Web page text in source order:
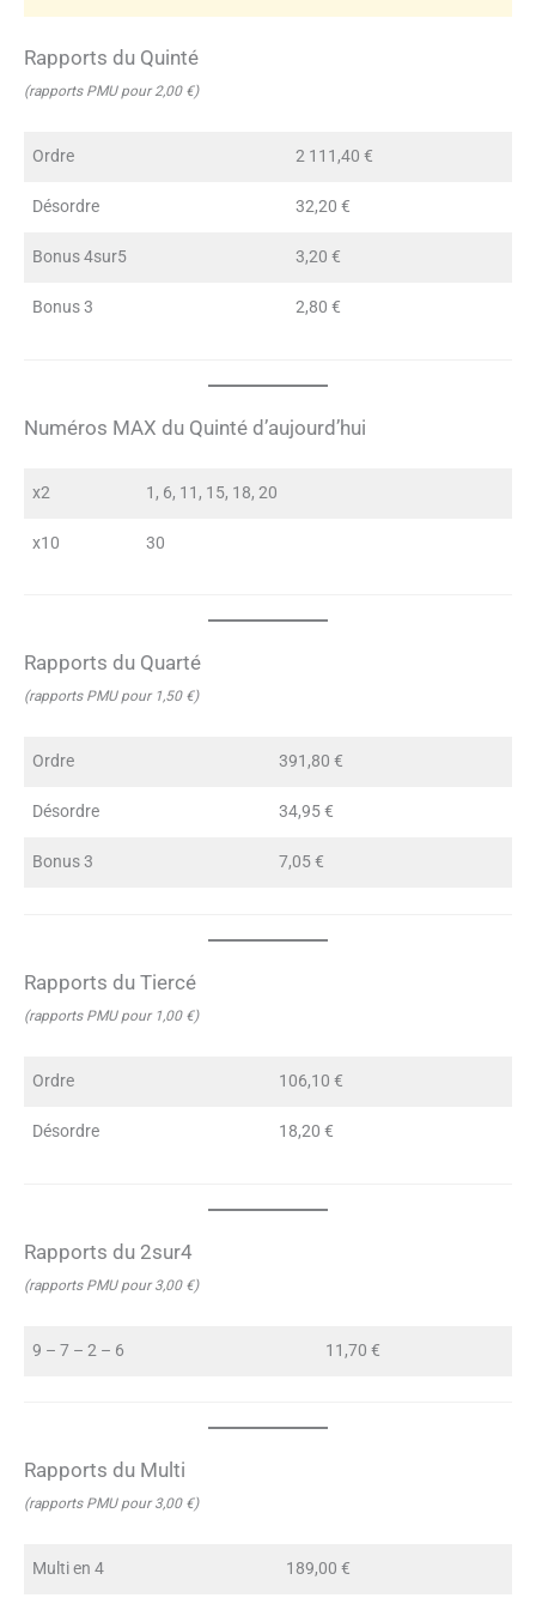
Rapports du Quinté
(rapports PMU pour 2,00 €)
Ordre 2 111,40 €
Désordre 32,20 €
Bonus 4sur5 3,20 €
Bonus 3 2,80 €
Numéros MAX du Quinté d’aujourd’hui
x2 1, 6, 11, 15, 18, 20
x10 30
Rapports du Quarté
(rapports PMU pour 1,50 €)
Ordre 391,80 €
Désordre 34,95 €
Bonus 3 7,05 €
Rapports du Tiercé
(rapports PMU pour 1,00 €)
Ordre 106,10 €
Désordre 18,20 €
Rapports du 2sur4
(rapports PMU pour 3,00 €)
9 – 7 – 2 – 6 11,70 €
Rapports du Multi
(rapports PMU pour 3,00 €)
Multi en 4 189,00 €